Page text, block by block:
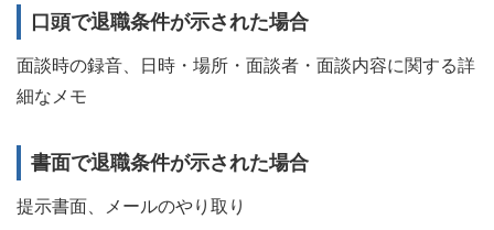
口頭で退職条件が示された場合
面談時の録音、日時・場所・面談者・面談内容に関する詳
細なメモ
書面で退職条件が示された場合
提示書面、メールのやり取り